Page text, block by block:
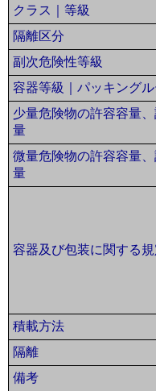
クラス｜等級
隔離区分
副次危険性等級
容器等級｜パッキング
少量危険物の許容容量
量
微量危険物の許容容量
量
容器及び包装に関する規
積載方法
隔離
備考